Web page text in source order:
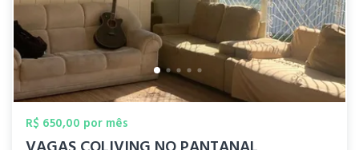
R$ 650,00 por mês